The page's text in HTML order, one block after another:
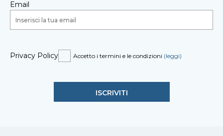
Email
Privacy Policy Accetto i termini e le condizioni (leggi)